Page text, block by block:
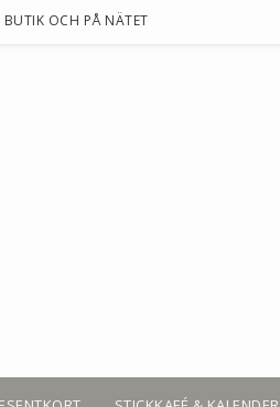
BUTIK OCH PÅ NÄTET